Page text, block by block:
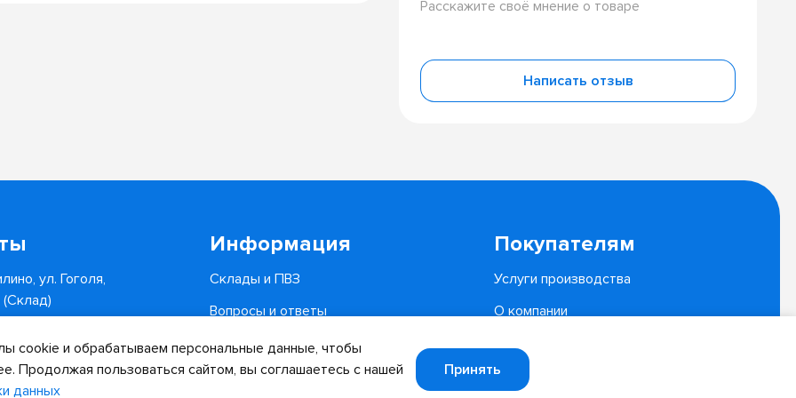
Расскажите своё мнение о товаре
Написать отзыв
ул. Гоголя,
(Склад)
Информация
Склады и ПВЗ
Вопросы и ответы
Доставка и оплата
Покупателям
Услуги производства
О компании
cookie и обрабатываем персональные данные, чтобы
Продолжая пользоваться сайтом, вы соглашаетесь с нашей
данных
Принять